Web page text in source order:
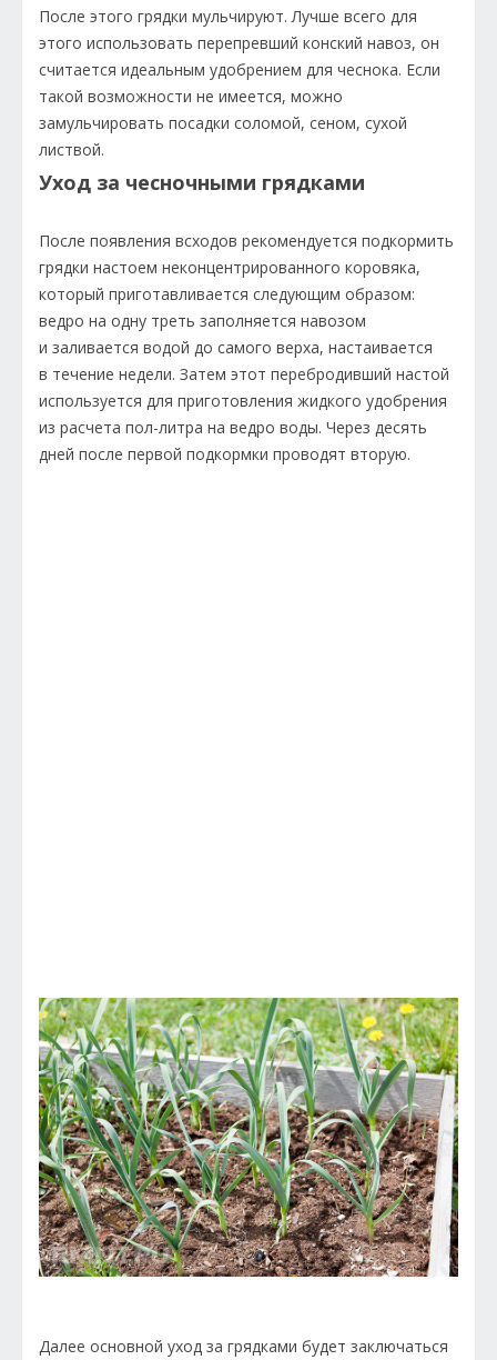
После этого грядки мульчируют. Лучше всего для
этого использовать перепревший конский навоз, он
считается идеальным удобрением для чеснока. Если
такой возможности не имеется, можно
замульчировать посадки соломой, сеном, сухой
листвой.
Уход за чесночными грядками
После появления всходов рекомендуется подкормить
грядки настоем неконцентрированного коровяка,
который приготавливается следующим образом:
ведро на одну треть заполняется навозом
и заливается водой до самого верха, настаивается
в течение недели. Затем этот перебродивший настой
используется для приготовления жидкого удобрения
из расчета пол-литра на ведро воды. Через десять
дней после первой подкормки проводят вторую.
Далее основной уход за грядками будет заключаться